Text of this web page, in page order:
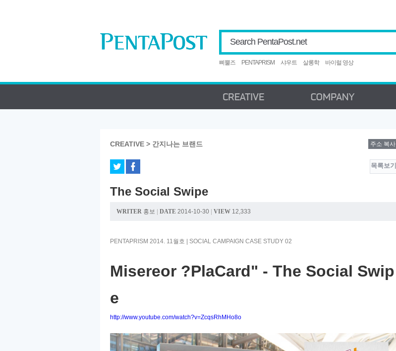
COMPANY
Search PentaPost.net
삐뿔즈 PENTAPRISM 샤우트 살롱학 바이럴 영상
CREATIVE > 간지나는 브랜드 주소 복사
목록보기
The Social Swipe
WRITER 홍보 DATE 2014-10-30 VIEW 12,333
PENTAPRISM 2014. 11월호 | SOCIAL CAMPAIGN CASE STUDY 02
Misereor ?PlaCard" - The Social Swip
e
http://www.youtube.com/watch?v=ZcqsRhMHo8o